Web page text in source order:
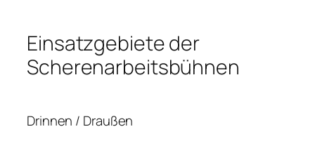
Einsatzgebiete der
Scherenarbeitsbühnen
Drinnen / Draußen